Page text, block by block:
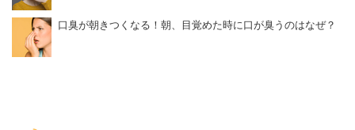
口臭が朝きつくなる！朝、目覚めた時に口が臭うのはなぜ？